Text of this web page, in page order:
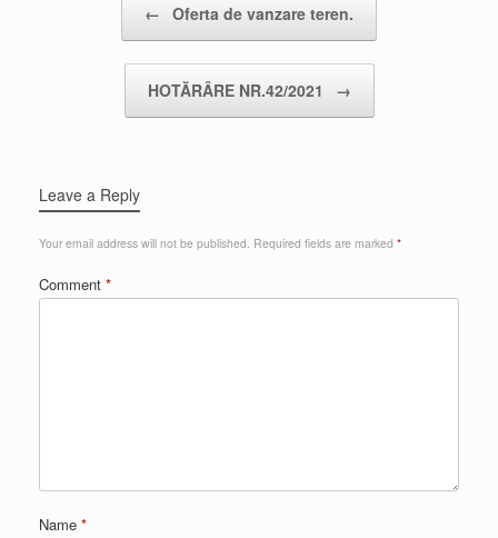
← Oferta de vanzare teren.
HOTĂRÂRE NR.42/2021 →
Leave a Reply
Your email address will not be published. Required fields are marked *
Comment *
Name *